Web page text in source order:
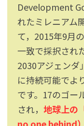
Development
れたミレニアム
て，2015年9月
一致で採択され
2030アジェンダ
に持続可能でよ
です。17のゴー
され， 地球上の